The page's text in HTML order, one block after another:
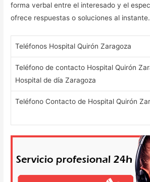
forma verbal entre el interesado y el
ofrece respuestas o soluciones al instante.
Teléfonos Hospital Quirón Zaragoza
Teléfono de contacto Hospital Quirón
Hospital de día Zaragoza
Teléfono Contacto de Hospital Quirón